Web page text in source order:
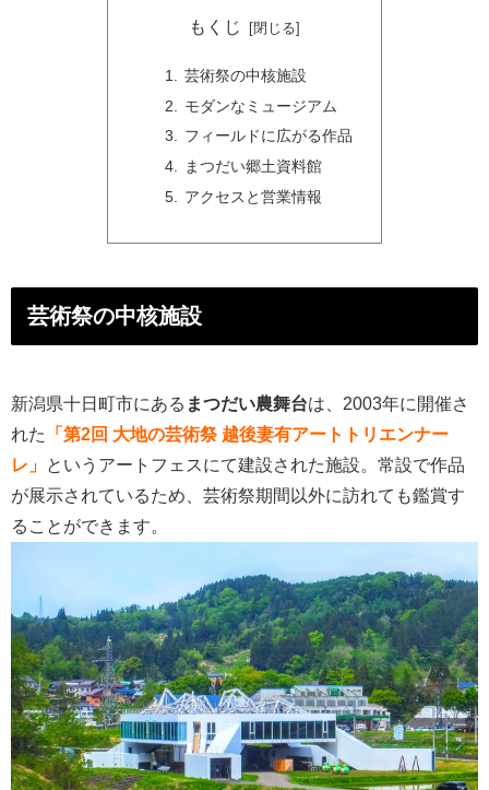
もくじ
芸術祭の中核施設
モダンなミュージアム
フィールドに広がる作品
まつだい郷土資料館
アクセスと営業情報
芸術祭の中核施設
新潟県十日町市にある まつだい農舞台は、2003年に開催さ
れた
「第2回 大地の芸術祭 越後妻有アートトリエンナー
レ」 というアートフェスにて建設された施設。常設で作品
が展示されているため、芸術祭期間以外に訪れても鑑賞す
ることができます。